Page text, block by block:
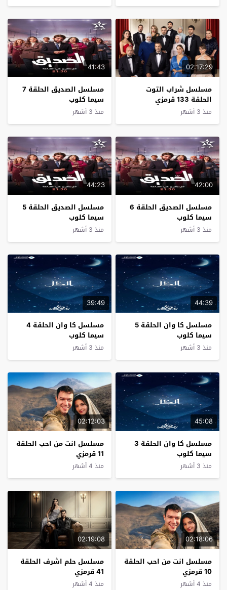
02:17:29
مسلسل شراب التوت
الحلقة 133 قرمزي
منذ 3 أشهر
41:43
مسلسل الصديق الحلقة 7
سيما كلوب
منذ 3 أشهر
42:00
مسلسل الصديق الحلقة 6
سيما كلوب
منذ 3 أشهر
44:23
مسلسل الصديق الحلقة 5
سيما كلوب
منذ 3 أشهر
44:39
مسلسل كا وان الحلقة 5
سيما كلوب
منذ 3 أشهر
39:49
مسلسل كا وان الحلقة 4
سيما كلوب
منذ 3 أشهر
45:08
مسلسل كا وان الحلقة 3
سيما كلوب
منذ 3 أشهر
02:12:03
مسلسل انت من احب الحلقة
11 قرمزي
منذ 4 أشهر
02:18:06
مسلسل انت من احب الحلقة
10 قرمزي
منذ 4 أشهر
02:19:08
مسلسل حلم اشرف الحلقة
41 قرمزي
منذ 4 أشهر